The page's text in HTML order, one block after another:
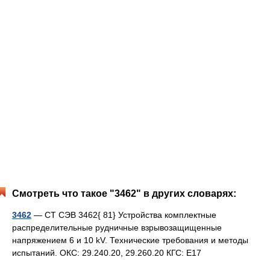
Смотреть что такое "3462" в других словарях:
3462 — СТ СЭВ 3462{ 81} Устройства комплектные
распределительные рудничные взрывозащищенные
напряжением 6 и 10 kV. Технические требования и методы
испытаний. ОКС: 29.240.20, 29.260.20 КГС: Е17